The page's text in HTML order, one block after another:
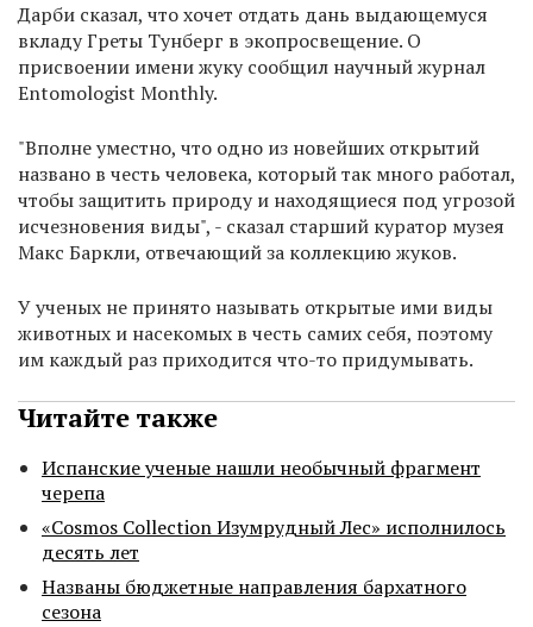
Дарби сказал, что хочет отдать дань выдающемуся
вкладу Греты Тунберг в экопросвещение. О
присвоении имени жуку сообщил научный журнал
Entomologist Monthly.
"Вполне уместно, что одно из новейших открытий
названо в честь человека, который так много работал,
чтобы защитить природу и находящиеся под угрозой
исчезновения виды", - сказал старший куратор музея
Макс Баркли, отвечающий за коллекцию жуков.
У ученых не принято называть открытые ими виды
животных и насекомых в честь самих себя, поэтому
им каждый раз приходится что-то придумывать.
Читайте также
Испанские ученые нашли необычный фрагмент
черепа
«Cosmos Collection Изумрудный Лес» исполнилось
десять лет
Названы бюджетные направления бархатного
сезона